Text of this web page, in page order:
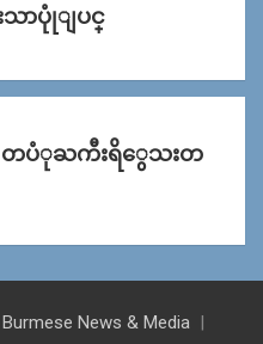
သာပုုံျပင္
တပံုႀကီးရိွေသးတ
News & Media